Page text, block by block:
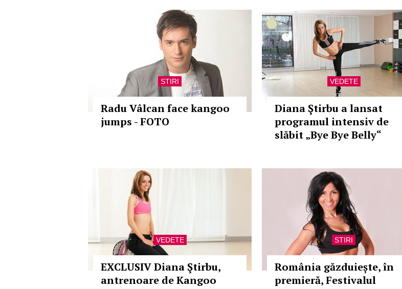
STIRI
Radu Vâlcan face kangoo
jumps - FOTO
VEDETE
Diana Ştirbu a lansat
programul intensiv de
slăbit „Bye Bye Belly“
VEDETE
EXCLUSIV Diana Ştirbu,
antrenoare de Kangoo
STIRI
România găzduiește, în
premieră, Festivalul